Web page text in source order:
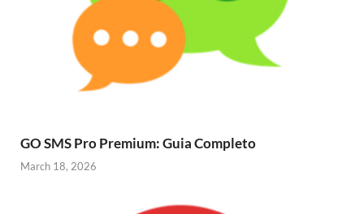
GO SMS Pro Premium: Guia Completo
March 18, 2026